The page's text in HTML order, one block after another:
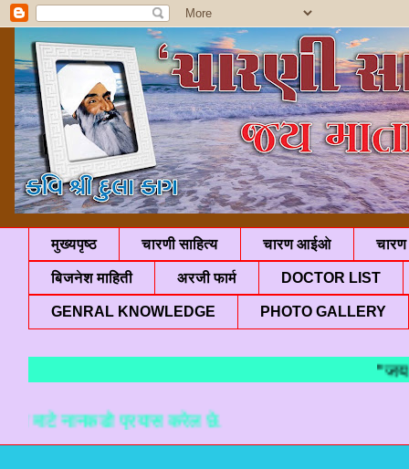
मुख्यपृष्ठ चारणी साहित्य चारण आईओ चारण
बिजनेश माहिती अरजी फार्म DOCTOR LIST
GENRAL KNOWLEDGE PHOTO GALLERY
"जय
नानकडो प्रयास करेल छे.